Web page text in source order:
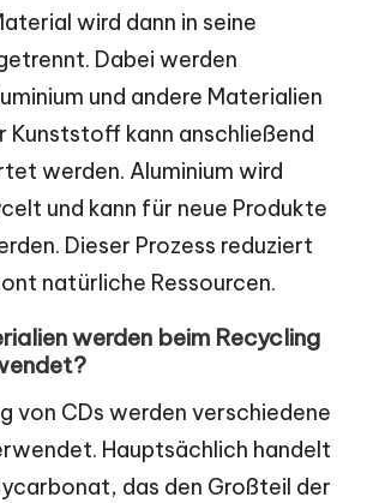
wird dann in seine
Dabei werden
und andere Materialien
Kunststoff kann anschließend
werden. Aluminium wird
und kann für neue Produkte
Dieser Prozess reduziert
natürliche Ressourcen.
werden beim Recycling
von CDs werden verschiedene
Hauptsächlich handelt
das den Großteil der